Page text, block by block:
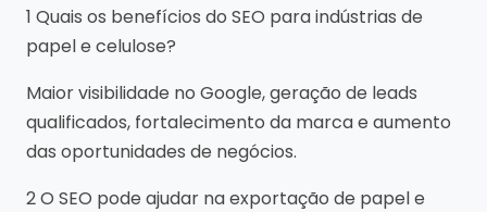
1 Quais os benefícios do SEO para indústrias de
papel e celulose?
Maior visibilidade no Google, geração de leads
qualificados, fortalecimento da marca e aumento
das oportunidades de negócios.
2 O SEO pode ajudar na exportação de papel e